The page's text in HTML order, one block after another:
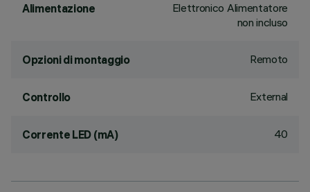
Alimentazione
Elettronico Alimentatore
non incluso
Opzioni di montaggio Remoto
Controllo External
Corrente LED (mA) 40